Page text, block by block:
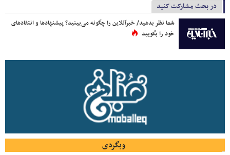
در بحث مشارکت کنید
شما نظر بدهید/ خبرآنلاین را چگونه می‌بینید؟ پیشنهادها و انتقادهای
خود را بگویید
وبگردی